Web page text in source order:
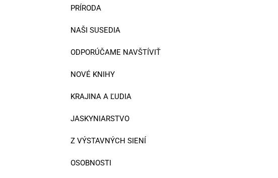
PRÍRODA
NAŠI SUSEDIA
ODPORÚČAME NAVŠTÍVIŤ
NOVÉ KNIHY
KRAJINA A ĽUDIA
JASKYNIARSTVO
Z VÝSTAVNÝCH SIENÍ
OSOBNOSTI